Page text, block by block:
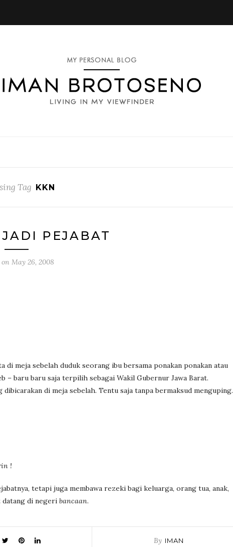
Tag KKN
PEJABAT
on May 26, 2008
di meja sebelah duduk seorang ibu bersama ponakan ponakan atau
– baru baru saja terpilih sebagai Wakil Gubernur Jawa Barat.
di meja sebelah. Tentu saja tanpa bermaksud menguping.
!
tetapi juga membawa rezeki bagi keluarga, orang tua, anak,
datang di negeri bancaan.
By IMAN